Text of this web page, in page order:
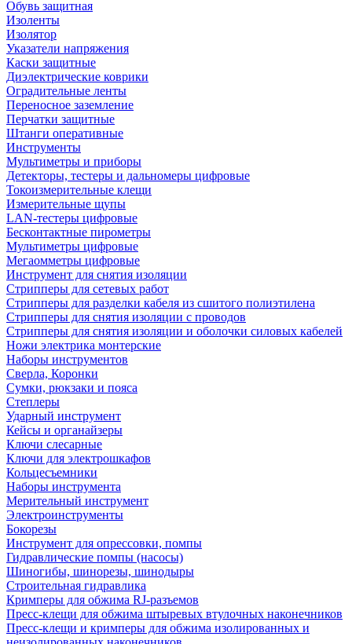
Обувь защитная
Изоленты
Изолятор
Указатели напряжения
Каски защитные
Диэлектрические коврики
Оградительные ленты
Переносное заземление
Перчатки защитные
Штанги оперативные
Инструменты
Мультиметры и приборы
Детекторы, тестеры и дальномеры цифровые
Токоизмерительные клещи
Измерительные щупы
LAN-тестеры цифровые
Бесконтактные пирометры
Мультиметры цифровые
Мегаомметры цифровые
Инструмент для снятия изоляции
Стрипперы для сетевых работ
Стрипперы для разделки кабеля из сшитого полиэтилена
Cтрипперы для снятия изоляции с проводов
Стрипперы для снятия изоляции и оболочки силовых кабелей
Ножи электрика монтерские
Наборы инструментов
Сверла, Коронки
Сумки, рюкзаки и пояса
Степлеры
Ударный инструмент
Кейсы и органайзеры
Ключи слесарные
Ключи для электрошкафов
Кольцесъемники
Наборы инструмента
Мерительный инструмент
Электроинструменты
Бокорезы
Инструмент для опрессовки, помпы
Гидравлические помпы (насосы)
Шиногибы, шинорезы, шинодыры
Строительная гидравлика
Кримперы для обжима RJ-разъемов
Пресс-клещи для обжима штыревых втулочных наконечников
Пресс-клещи и кримперы для обжима изолированных и